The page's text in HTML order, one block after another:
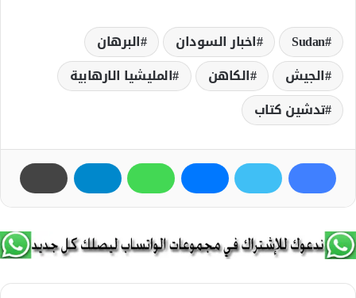
Sudan اخبار السودان
البرهان
الجيش
الكاهن
المليشيا الارھابية
تدشين كتاب